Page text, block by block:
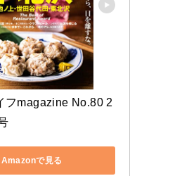
フmagazine No.80 2
Amazonで見る